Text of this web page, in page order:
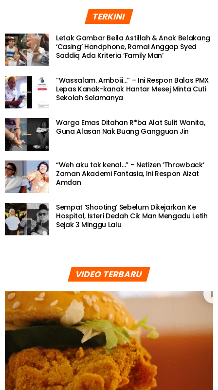
TERKINI
Letak Gambar Bella Astillah & Anak Belakang
‘Casing’ Handphone, Ramai Anggap Syed
Saddiq Ada Kriteria ‘Family Man’
“Wassalam. Amboiii…” – Ini Respon Balas PMX
Lepas Kanak-kanak Hantar Mesej Minta Cuti
Sekolah Selamanya
Warga Emas Ditahan R*ba Alat Sulit Wanita,
Guna Alasan Nak Buang Gangguan Jin
“Weh aku tak kenal…” – Netizen ‘Throwback’
Zaman Akademi Fantasia, Ini Respon Aizat
Amdan
Sempat ‘Shooting’ Sebelum Dikejarkan Ke
Hospital, Isteri Dedah Cik Man Mengadu Letih
Sejak 3 Minggu Lalu
VIDEO TERBARU